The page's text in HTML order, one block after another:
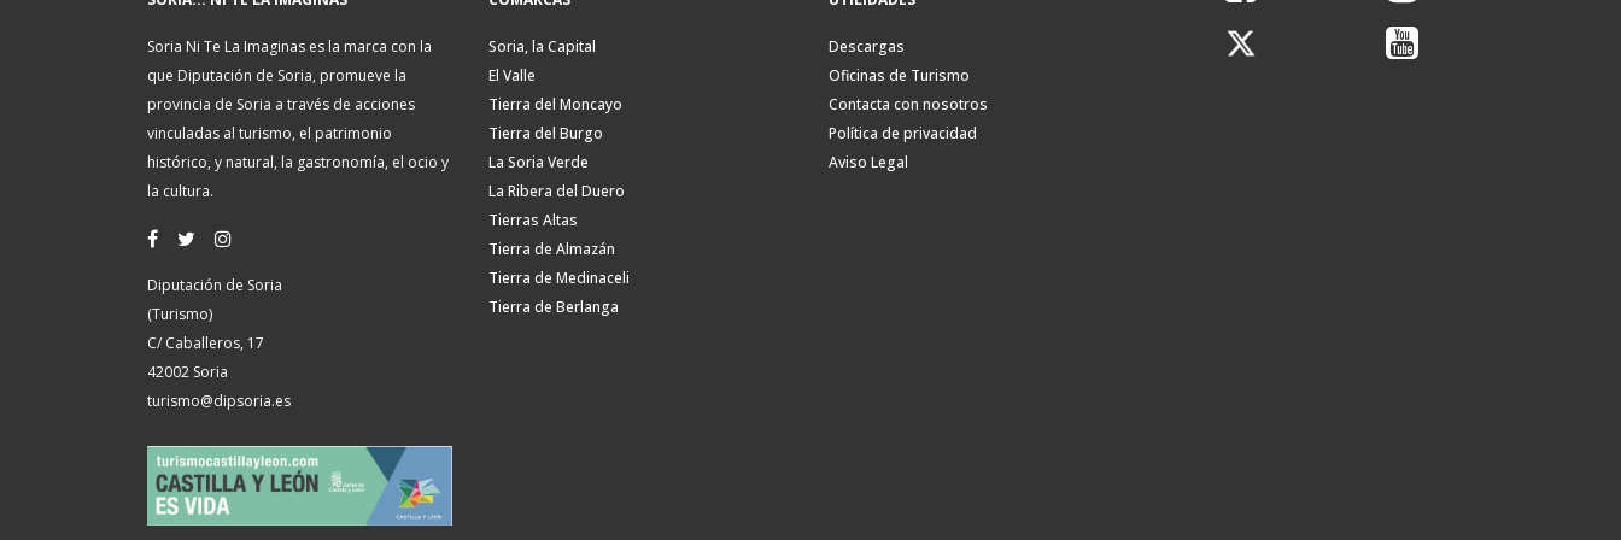
Soria Ni Te La Imaginas es la marca con la
que Diputación de Soria, promueve la
provincia de Soria a través de acciones
vinculadas al turismo, el patrimonio
histórico, y natural, la gastronomía, el ocio y
la cultura.
Diputación de Soria
(Turismo)
C/ Caballeros, 17
42002 Soria
turismo@dipsoria.es
Soria, la Capital
El Valle
Tierra del Moncayo
Tierra del Burgo
La Soria Verde
La Ribera del Duero
Tierras Altas
Tierra de Almazán
Tierra de Medinaceli
Tierra de Berlanga
Descargas
Oficinas de Turismo
Contacta con nosotros
Política de privacidad
Aviso Legal